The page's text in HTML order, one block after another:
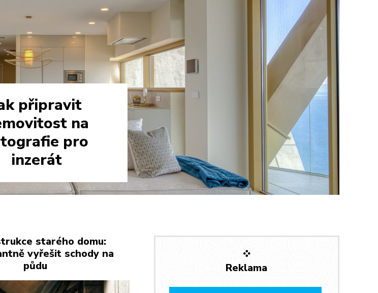
připravit
na
pro
inzerát
starého domu:
vyřešit schody na
půdu
Reklama